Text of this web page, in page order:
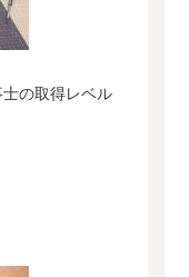
の取得レベル